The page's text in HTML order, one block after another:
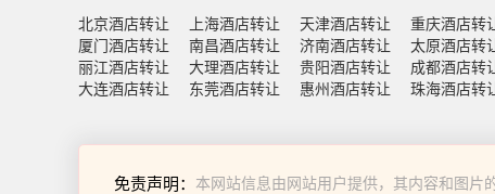
北京酒店转让 上海酒店转让 天津酒店转让 重庆酒店转
厦门酒店转让
南昌酒店转让 济南酒店转让 太原酒店转
丽江酒店转让
大理酒店转让 贵阳酒店转让 成都酒店转
大连酒店转让
东莞酒店转让 惠州酒店转让 珠海酒店转
免责声明： 本网站信息由网站用户提供，其内容和图片